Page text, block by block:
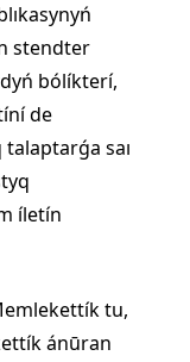
stendter
bólíkterí,
de
saı
íletín
tu,
ánūran